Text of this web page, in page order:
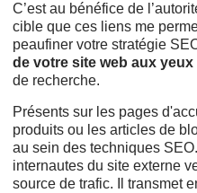
C’est au bénéfice de
cible que ces liens me
peaufiner votre stratégie
de votre site web aux
de recherche.
Présents sur les pages
produits ou les articles de
au sein des techniques
internautes du site externe
source de trafic. Il transmet